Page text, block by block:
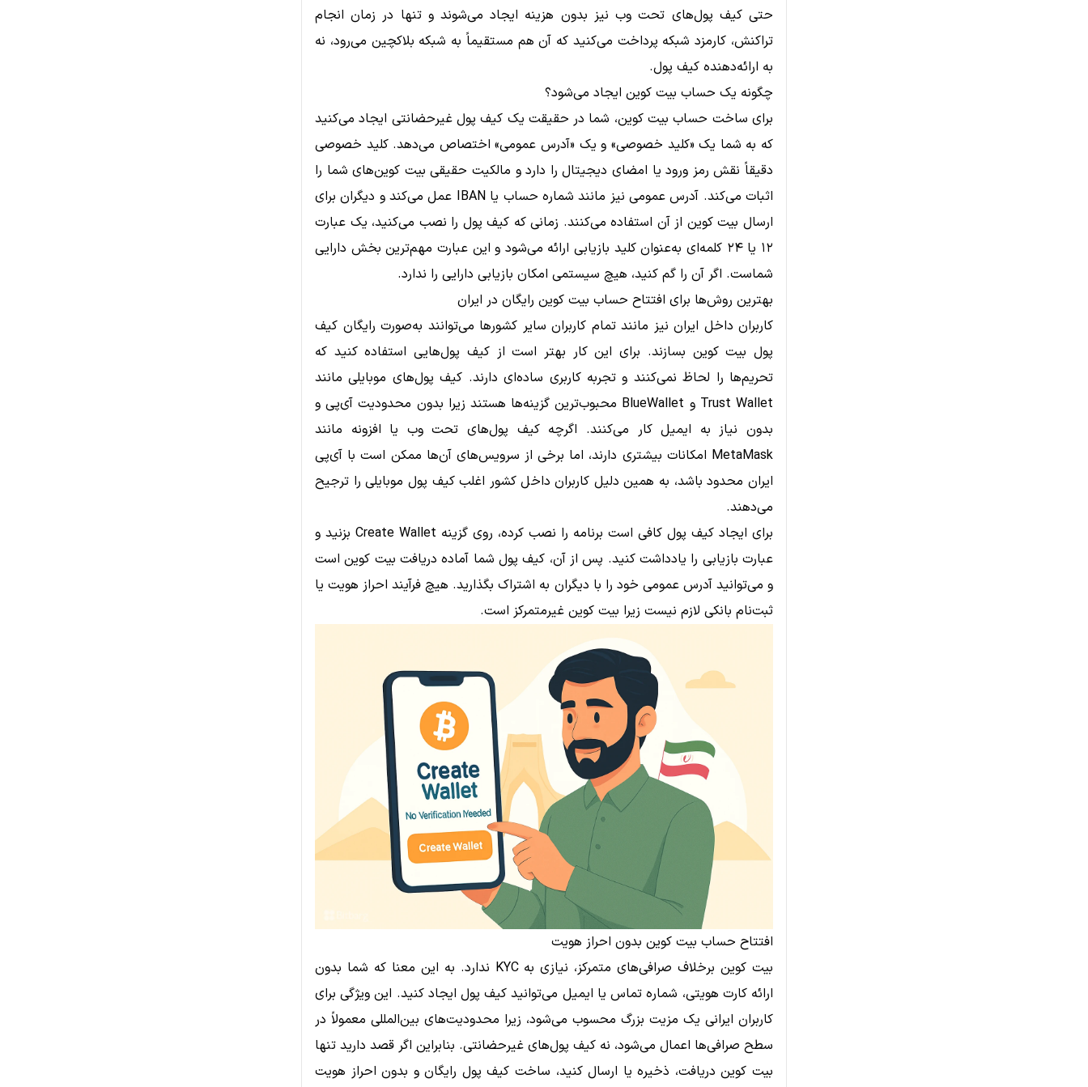
حتی کیف پول‌های تحت وب نیز بدون هزینه ایجاد می‌شوند و تنها در زمان انجام
تراکنش، کارمزد شبکه پرداخت می‌کنید که آن هم مستقیماً به شبکه بلاکچین می‌رود، نه
به ارائه‌دهنده کیف پول.
چگونه یک حساب بیت کوین ایجاد می‌شود؟
برای ساخت حساب بیت کوین، شما در حقیقت یک کیف پول غیرحضانتی ایجاد می‌کنید
که به شما یک «کلید خصوصی» و یک «آدرس عمومی» اختصاص می‌دهد. کلید خصوصی
دقیقاً نقش رمز ورود یا امضای دیجیتال را دارد و مالکیت حقیقی بیت کوین‌های شما را
اثبات می‌کند. آدرس عمومی نیز مانند شماره حساب یا IBAN عمل می‌کند و دیگران برای
ارسال بیت کوین از آن استفاده می‌کنند. زمانی که کیف پول را نصب می‌کنید، یک عبارت
۱۲ یا ۲۴ کلمه‌ای به‌عنوان کلید بازیابی ارائه می‌شود و این عبارت مهم‌ترین بخش دارایی
شماست. اگر آن را گم کنید، هیچ سیستمی امکان بازیابی دارایی را ندارد.
بهترین روش‌ها برای افتتاح حساب بیت کوین رایگان در ایران
کاربران داخل ایران نیز مانند تمام کاربران سایر کشورها می‌توانند به‌صورت رایگان کیف
پول بیت کوین بسازند. برای این کار بهتر است از کیف پول‌هایی استفاده کنید که
تحریم‌ها را لحاظ نمی‌کنند و تجربه کاربری ساده‌ای دارند. کیف پول‌های موبایلی مانند
Trust Wallet و BlueWallet محبوب‌ترین گزینه‌ها هستند زیرا بدون محدودیت آی‌پی و
بدون نیاز به ایمیل کار می‌کنند. اگرچه کیف پول‌های تحت وب یا افزونه مانند
MetaMask امکانات بیشتری دارند، اما برخی از سرویس‌های آن‌ها ممکن است با آی‌پی
ایران محدود باشد، به همین دلیل کاربران داخل کشور اغلب کیف پول موبایلی را ترجیح
می‌دهند.
برای ایجاد کیف پول کافی است برنامه را نصب کرده، روی گزینه Create Wallet بزنید و
عبارت بازیابی را یادداشت کنید. پس از آن، کیف پول شما آماده دریافت بیت کوین است
و می‌توانید آدرس عمومی خود را با دیگران به اشتراک بگذارید. هیچ فرآیند احراز هویت یا
ثبت‌نام بانکی لازم نیست زیرا بیت کوین غیرمتمرکز است.
افتتاح حساب بیت کوین بدون احراز هویت
بیت کوین برخلاف صرافی‌های متمرکز، نیازی به KYC ندارد. به این معنا که شما بدون
ارائه کارت هویتی، شماره تماس یا ایمیل می‌توانید کیف پول ایجاد کنید. این ویژگی برای
کاربران ایرانی یک مزیت بزرگ محسوب می‌شود، زیرا محدودیت‌های بین‌المللی معمولاً در
سطح صرافی‌ها اعمال می‌شود، نه کیف پول‌های غیرحضانتی. بنابراین اگر قصد دارید تنها
بیت کوین دریافت، ذخیره یا ارسال کنید، ساخت کیف پول رایگان و بدون احراز هویت